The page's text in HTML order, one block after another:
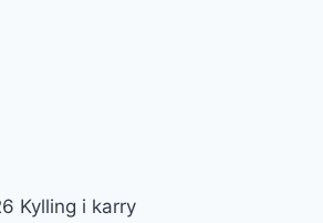
Kylling i karry